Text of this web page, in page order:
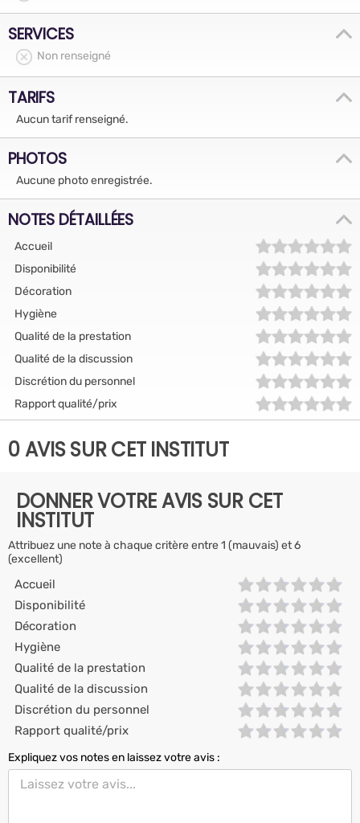
SERVICES
Non renseigné
TARIFS
Aucun tarif renseigné.
PHOTOS
Aucune photo enregistrée.
NOTES DÉTAILLÉES
Accueil
Disponibilité
Décoration
Hygiène
Qualité de la prestation
Qualité de la discussion
Discrétion du personnel
Rapport qualité/prix
0 AVIS SUR CET INSTITUT
DONNER VOTRE AVIS SUR CET
INSTITUT
Attribuez une note à chaque critère entre 1 (mauvais) et 6
(excellent)
Accueil
Disponibilité
Décoration
Hygiène
Qualité de la prestation
Qualité de la discussion
Discrétion du personnel
Rapport qualité/prix
Expliquez vos notes en laissez votre avis :